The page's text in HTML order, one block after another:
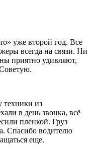
уже второй год. Все
всегда на связи. Ни
приятно удивляют,
техники из
в день звонка, всё
пленкой. Груз
Спасибо водителю
еще.